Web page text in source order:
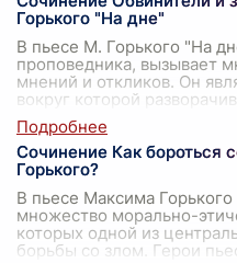
Горького "На дне"
В пьесе М. Горького "На
проповедника, вызывает
мнений и откликов. Он
вокруг которой
Сочинение Как бороться
Горького?
В пьесе Максима
множество морально-
которых одной из
борьбы со злом. Герои